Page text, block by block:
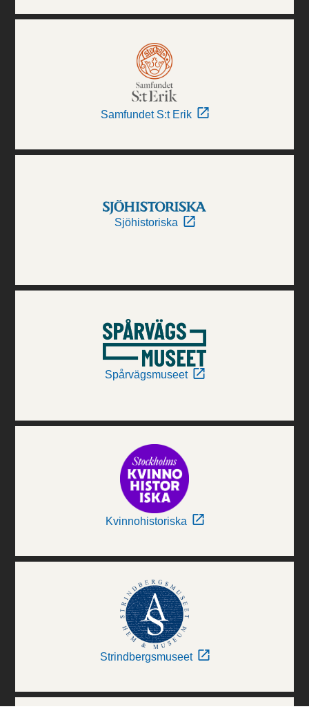
Samfundet S:t Erik
Sjöhistoriska
Spårvägsmuseet
Kvinnohistoriska
Strindbergsmuseet